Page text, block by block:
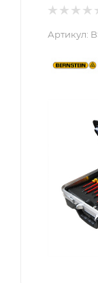
Артикул: